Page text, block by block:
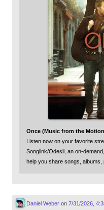
Once (Music from the
Listen now on your favorite
Songlink/Odesli, an on-
help you share songs, albums,
Daniel Weberon 7/31/2026,